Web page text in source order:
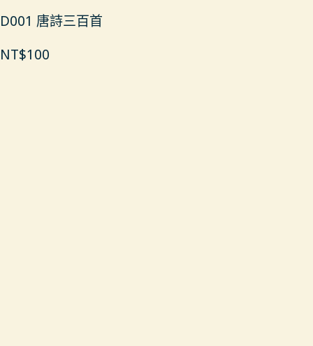
D001 唐詩三百首
NT$100